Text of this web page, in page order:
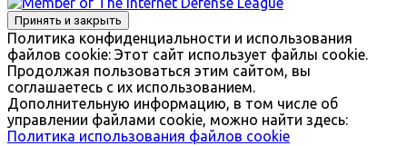
Политика конфиденциальности и использования
файлов сookie: Этот сайт использует файлы cookie.
Продолжая пользоваться этим сайтом, вы
соглашаетесь с их использованием.
Дополнительную информацию, в том числе об
управлении файлами cookie, можно найти здесь:
Политика использования файлов cookie